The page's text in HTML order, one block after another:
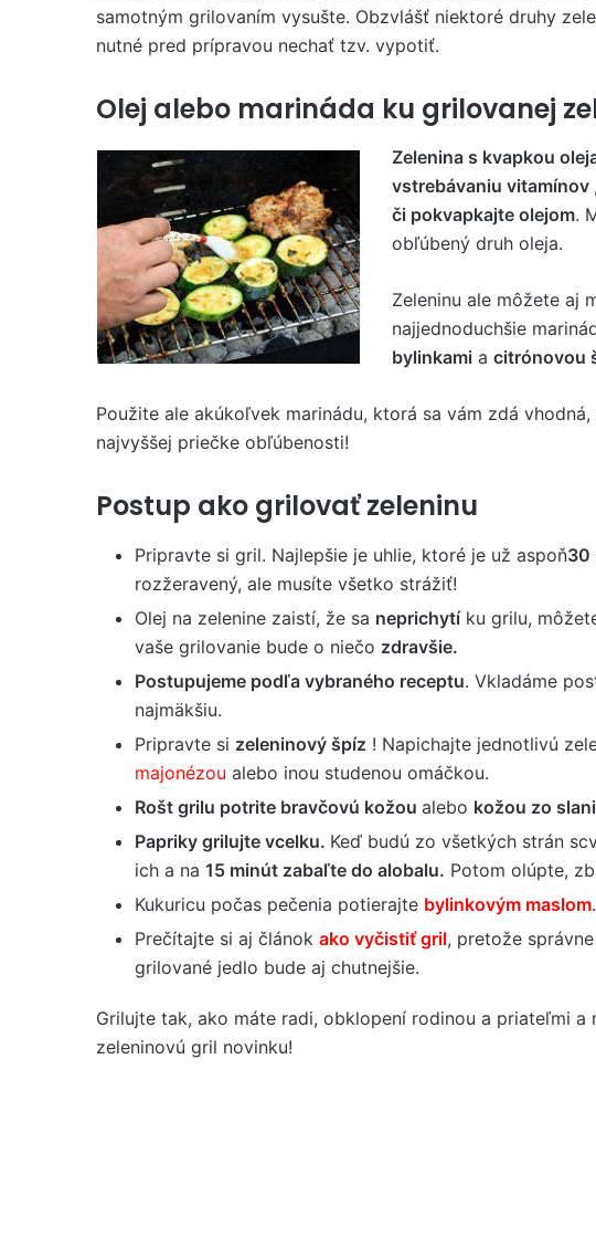
samotným grilovaním vysušte. Obzvlášť niektoré druhy
nutné pred prípravou nechať tzv. vypotiť.
Olej alebo marináda ku grilovanej
Zelenina s kvapkou
vstrebávaniu vitamínov
či pokvapkajte olejom.
obľúbený druh oleja.
Zeleninu ale môžete aj
najjednoduchšie
bylinkami a citrónovou
Použite ale akúkoľvek marinádu, ktorá sa vám zdá
najvyššej priečke obľúbenosti!
Postup ako grilovať zeleninu
Pripravte si gril. Najlepšie je uhlie, ktoré je už aspoň30
rozžeravený, ale musíte všetko strážiť!
Olej na zelenine zaistí, že sa neprichytíku grilu,
vaše grilovanie bude o niečo zdravšie.
Postupujeme podľa vybraného receptu. Vkladáme
najmäkšiu.
Pripravte si zeleninový špíz ! Napichajte jednotlivú
majonézou alebo inou studenou omáčkou.
Rošt grilu potrite bravčovú kožou alebo kožou zo
Papriky grilujte vcelku. Keď budú zo všetkých strán
ich a na 15 minút zabaľte do alobalu. Potom olúpte,
Kukuricu počas pečenia potierajte bylinkovým maslom
Prečítajte si aj článok ako vyčistiť gril, pretože
grilované jedlo bude aj chutnejšie.
Grilujte tak, ako máte radi, obklopení rodinou a priateľmi a
zeleninovú gril novinku!